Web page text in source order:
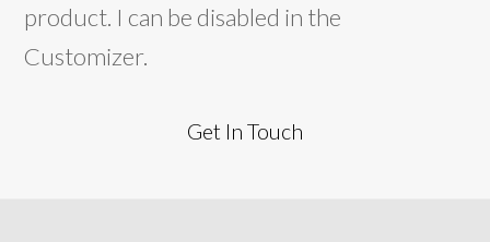
product. I can be disabled in the
Customizer.
Get In Touch